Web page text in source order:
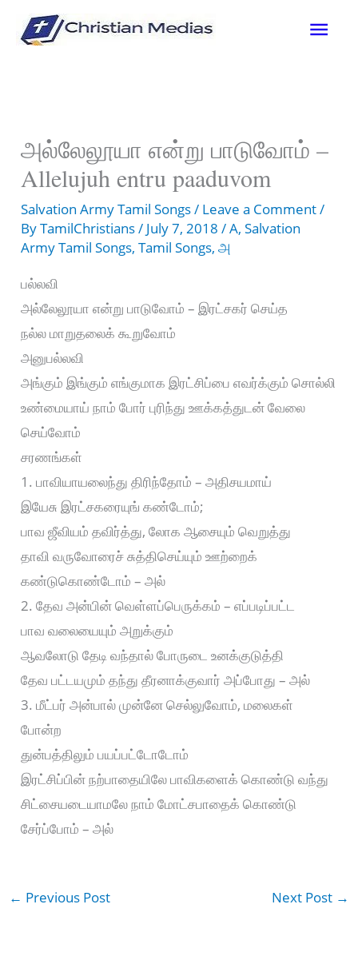
அல்லேலூயா என்று பாடுவோம் –
Allelujuh entru paaduvom
Salvation Army Tamil Songs/ Leave a Comment/
ByTamilChristians/ July 7, 2018/A,Salvation
Army Tamil Songs,Tamil Songs,அ
பல்லவி
அல்லேலூயா என்று பாடுவோம் – இரட்சகர் செய்த
நல்ல மாறுதலைக் கூறுவோம்
அனுபல்லவி
அங்கும் இங்கும் எங்குமாக இரட்சிப்பை எவர்க்கும் சொல்லி
உண்மையாய் நாம் போர் புரிந்து ஊக்கத்துடன் வேலை
செய்வோம்
சரணங்கள்
1. பாவியாயலைந்து திரிந்தோம் – அதிசயமாய்
இயேசு இரட்சகரையுங் கண்டோம்;
பாவ ஜீவியம் தவிர்த்து, லோக ஆசையும் வெறுத்து
தாவி வருவோரைச் சுத்திசெய்யும் ஊற்றைக்
கண்டுகொண்டோம் – அல்
2. தேவ அன்பின் வெள்ளப்பெருக்கம் – எப்படிப்பட்ட
பாவ வலையையும் அறுக்கும்
ஆவலோடு தேடி வந்தால் போருடை உனக்குடுத்தி
தேவ பட்டயமும் தந்து தீரனாக்குவார் அப்போது – அல்
3. மீட்பர் அன்பால் முன்னே செல்லுவோம், மலைகள்
போன்ற
துன்பத்திலும் பயப்பட்டோடோம்
இரட்சிப்பின் நற்பாதையிலே பாவிகளைக் கொண்டு வந்து
சிட்சையடையாமலே நாம் மோட்சபாதைக் கொண்டு
சேர்ப்போம் – அல்
← Previous Post Next Post →